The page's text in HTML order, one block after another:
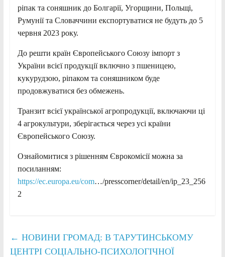
ріпак та соняшник до Болгарії, Угорщини, Польщі,
Румунії та Словаччини експортуватися не будуть до 5
червня 2023 року.
До решти країн Європейського Союзу імпорт з
України всієї продукції включно з пшеницею,
кукурудзою, ріпаком та соняшником буде
продовжуватися без обмежень.
Транзит всієї української агропродукції, включаючи ці
4 агрокультури, зберігається через усі країни
Європейського Союзу.
Ознайомитися з рішенням Єврокомісії можна за
посиланням:
https://ec.europa.eu/com…/presscorner/detail/en/ip_23_256
2
← НОВИНИ ГРОМАД: В ТАРУТИНСЬКОМУ
ЦЕНТРІ СОЦІАЛЬНО-ПСИХОЛОГІЧНОЇ